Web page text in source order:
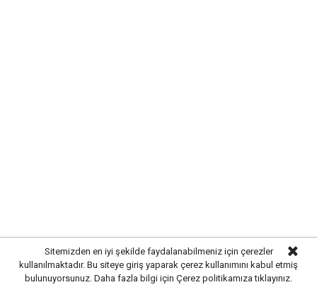
kapsamdaÇalılıöz Mahallesi'ndebulunan sokakta
yürütülen altyapı çalışmaları tamamlanırken, uzun
yıllardır ihtiyaç duyulan yenileme işlemleri de başarıyla
sonuçlandırıldı.
Sitemizden en iyi şekilde faydalanabilmeniz için çerezler
kullanılmaktadır. Bu siteye giriş yaparak çerez kullanımını kabul etmiş
bulunuyorsunuz. Daha fazla bilgi için Çerez politikamıza tıklayınız.